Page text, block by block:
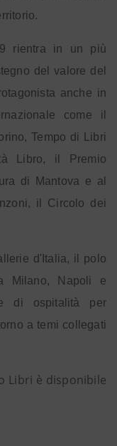
rientra in un più
del valore del
anche in
come il
Tempo di Libri
Libro, il Premio
di Mantova e al
il Circolo dei
d'Italia, il polo
Milano, Napoli e
di ospitalità per
a temi collegati
Libri è disponibile